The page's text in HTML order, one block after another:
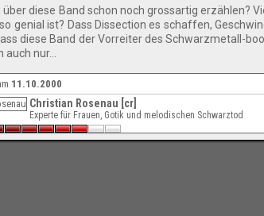
über diese Band schon noch grossartig erzählen?
genial ist? Dass Dissection es schaffen,
diese Band der Vorreiter des Schwarzmetall-
nur...
11.10.2000
Christian Rosenau [cr]
Experte für Frauen, Gotik und melodischen Schwarztod